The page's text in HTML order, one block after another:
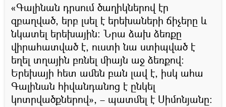
«Գալինան դրսում ծաղիկներով էր
զբաղված, երբ լսել է երեխաների ճիչերը և
նկատել երեխային։ Նրա ձախ ձեռքը
վիրահատված է, ուստի նա ստիպված է
եղել տղային բռնել միայն աջ ձեռքով։
Երեխայի հետ ամեն բան լավ է, իսկ ահա
Գալինան հիվանդանոց է ընկել
կոտրվածքներով», – պատմել է Սիմոնյանը։